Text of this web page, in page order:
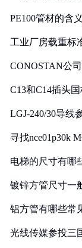
PE100管材的含
工业厂房载重标
CONOSTAN公
C13和C14插头
LGJ-240/30导线
寻找nce01p30k
电梯的尺寸有哪
镀锌方管尺寸一
铝方管有哪些常
光线传媒参投三